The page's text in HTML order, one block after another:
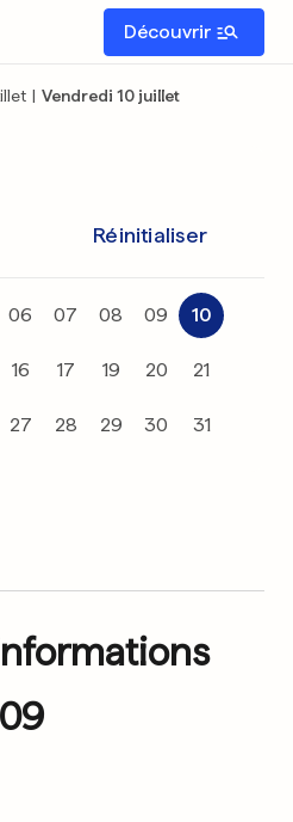
Découvrir
| Vendredi 10 juillet
Réinitialiser
06 07 08 09 10
16 17 19 20 21
27 28 29 30 31